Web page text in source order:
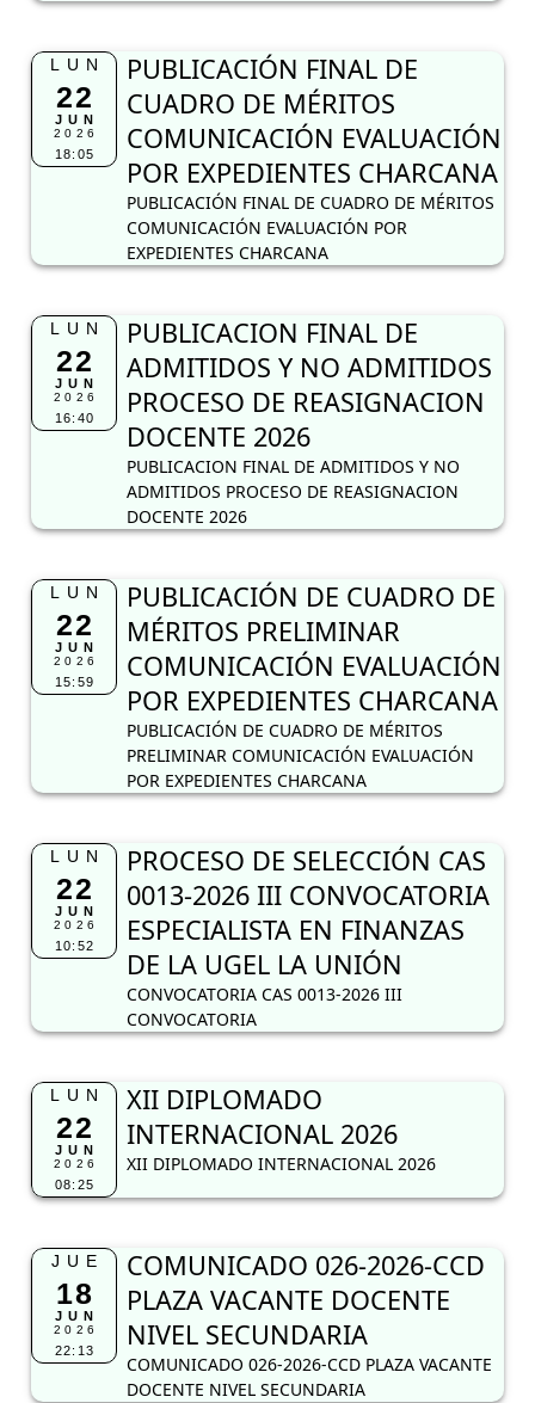
LUN
22
JUN
2026
18:05
PUBLICACIÓN FINAL DE
CUADRO DE MÉRITOS
COMUNICACIÓN EVALUACIÓN
POR EXPEDIENTES CHARCANA
PUBLICACIÓN FINAL DE CUADRO DE MÉRITOS
COMUNICACIÓN EVALUACIÓN POR
EXPEDIENTES CHARCANA
LUN
22
JUN
2026
16:40
PUBLICACION FINAL DE
ADMITIDOS Y NO ADMITIDOS
PROCESO DE REASIGNACION
DOCENTE 2026
PUBLICACION FINAL DE ADMITIDOS Y NO
ADMITIDOS PROCESO DE REASIGNACION
DOCENTE 2026
LUN
22
JUN
2026
15:59
PUBLICACIÓN DE CUADRO DE
MÉRITOS PRELIMINAR
COMUNICACIÓN EVALUACIÓN
POR EXPEDIENTES CHARCANA
PUBLICACIÓN DE CUADRO DE MÉRITOS
PRELIMINAR COMUNICACIÓN EVALUACIÓN
POR EXPEDIENTES CHARCANA
LUN
22
JUN
2026
10:52
PROCESO DE SELECCIÓN CAS
0013-2026 III CONVOCATORIA
ESPECIALISTA EN FINANZAS
DE LA UGEL LA UNIÓN
CONVOCATORIA CAS 0013-2026 III
CONVOCATORIA
LUN
22
JUN
2026
08:25
XII DIPLOMADO
INTERNACIONAL 2026
XII DIPLOMADO INTERNACIONAL 2026
JUE
18
JUN
2026
22:13
COMUNICADO 026-2026-CCD
PLAZA VACANTE DOCENTE
NIVEL SECUNDARIA
COMUNICADO 026-2026-CCD PLAZA VACANTE
DOCENTE NIVEL SECUNDARIA